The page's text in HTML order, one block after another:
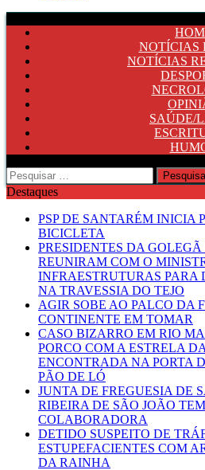
NOTÍCIAS
NOTÍCIAS
SAÚDE/
Pesquisar
por:
Destaques
PSP DE SANTARÉM INICIA
BICICLETA
PRESIDENTES DA
REUNIRAM COM O
INFRAESTRUTURAS PARA
NA TRAVESSIA DO TEJO
AGIR SOBE AO PALCO DA
CONTINENTE EM TOMAR
CASO BIZARRO EM RIO
PORCO COM A ESTRELA
ENCONTRADA NA PORTA
PÃO DE LÓ
JUNTA DE FREGUESIA DE
RIBEIRA DE SÃO JOÃO
COLABORADORA
DETIDO SUSPEITO DE
ESTUPEFACIENTES COM
DA RAINHA